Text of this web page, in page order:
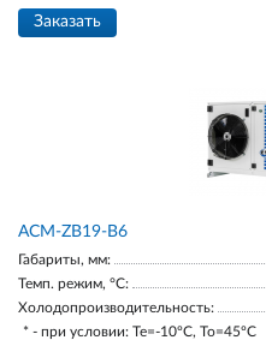
Заказать
ACM-ZB19-В6
Габариты, мм:
Темп. режим, °С:
Холодопроизводительность:
* - при условии: Te=-10ºC, To=45ºC